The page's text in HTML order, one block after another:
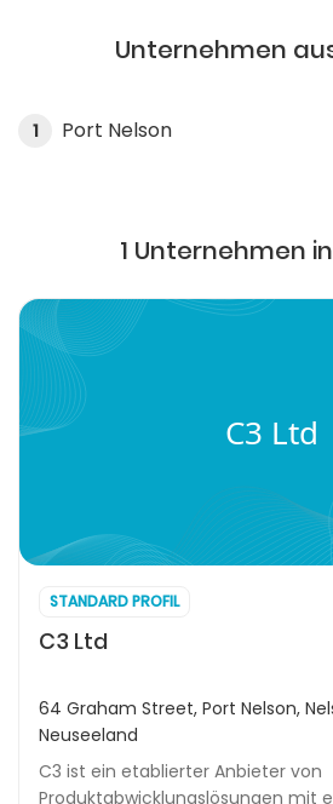
Unternehmen
1 Port Nelson
1 Unternehmen
C3 Ltd
STANDARD PROFIL
C3 Ltd
64 Graham Street, Port Nelson,
Neuseeland
C3 ist ein etablierter Anbieter von
Produktabwicklungslösungen mit